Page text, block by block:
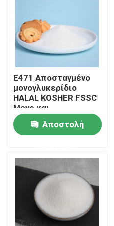
E471 Αποσταγμένο
μονογλυκερίδιο
HALAL KOSHER FSSC
Μονο και
διγλυκερίδια
λιπαρών οξέων
Αποστολή